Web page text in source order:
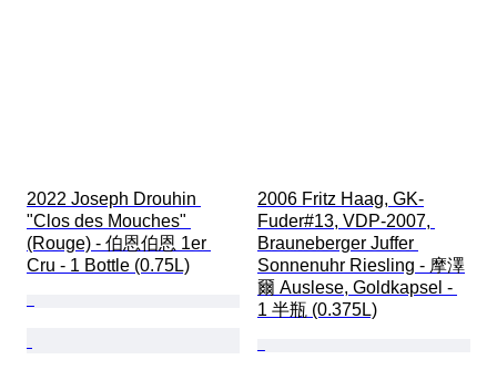
2022 Joseph Drouhin
"Clos des Mouches"
(Rouge) - 伯恩伯恩 1er
Cru - 1 Bottle (0.75L)
2006 Fritz Haag, GK-
Fuder#13, VDP-2007,
Brauneberger Juffer
Sonnenuhr Riesling - 摩澤
爾 Auslese, Goldkapsel -
1 半瓶 (0.375L)